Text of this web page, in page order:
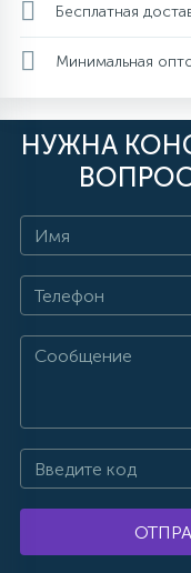
Бесплатная
Минимальная
НУЖНА